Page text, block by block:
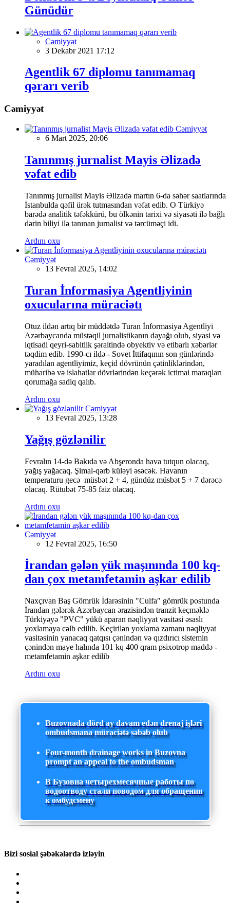
Günüdür
Cəmiyyət
3 Dekabr 2021 17:12
Agentlik 67 diplomu tanımamaq
qərarı verib
Cəmiyyət
Cəmiyyət
6 Mart 2025, 20:06
Tanınmış jurnalist Mayis Əlizadə
vəfat edib
Tanınmış jurnalist Mayis Əlizadə martın 6-da səhər saatlarında
İstanbulda qəfil ürək tutmasından vəfat edib. O Türkiyə
barədə analitik təfəkkürü, bu ölkənin tarixi və siyasəti ilə bağlı
dərin biliyi ilə tanınan jurnalist və tərcüməçi idi.
Ardını oxu
Cəmiyyət
13 Fevral 2025, 14:02
Turan İnformasiya Agentliyinin
oxucularına müraciətı
Otuz ildən artıq bir müddətdə Turan İnformasiya Agentliyi
Azərbaycanda müstəqil jurnalistikanın dayağı olub, siyasi və
iqtisadi qeyri-sabitlik şəraitində obyektiv və etibarlı xəbərlər
təqdim edib. 1990-cı ildə - Sovet İttifaqının son günlərində
yaradılan agentliyimiz, keçid dövrünün çətinliklərindən,
müharibə və islahatlar dövrlərindən keçərək ictimai maraqları
qorumağa sadiq qalıb.
Ardını oxu
Cəmiyyət
13 Fevral 2025, 13:28
Yağış gözlənilir
Fevralın 14-də Bakıda və Abşeronda hava tutqun olacaq,
yağış yağacaq. Şimal-qərb küləyi əsəcək. Havanın
temperaturu gecə müsbət 2 + 4, gündüz müsbət 5 + 7 dərəcə
olacaq. Rütubət 75-85 faiz olacaq.
Ardını oxu
Cəmiyyət
12 Fevral 2025, 16:50
İrandan gələn yük maşınında 100 kq-
dan çox metamfetamin aşkar edilib
Naxçıvan Baş Gömrük İdarəsinin "Culfa" gömrük postunda
İrandan gələrək Azərbaycan ərazisindən tranzit keçməklə
Türkiyəyə "PVC" yükü aparan nəqliyyat vasitəsi əsaslı
yoxlamaya cəlb edilib. Keçirilən yoxlama zamanı nəqliyyat
vasitəsinin yanacaq qatqısı çənindən və qızdırıcı sistemin
çənindən maye halında 101 kq 400 qram psixotrop maddə -
metamfetamin aşkar edilib
Ardını oxu
Buzovnada dörd ay davam edən drenaj işləri
ombudsmana müraciətə səbəb olub
Four-month drainage works in Buzovna
prompt an appeal to the ombudsman
В Бузовна четырехмесячные работы по
водоотводу стали поводом для обращения
к омбудсмену
Bizi sosial şəbəkələrdə izləyin